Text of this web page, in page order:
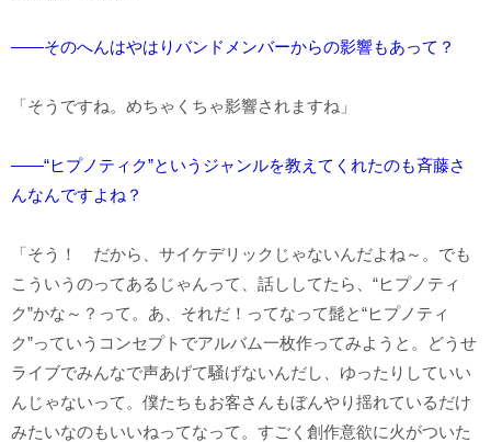
――そのへんはやはりバンドメンバーからの影響もあって？
「そうですね。めちゃくちゃ影響されますね」
――“ヒプノティク”というジャンルを教えてくれたのも斉藤さ
んなんですよね？
「そう！ だから、サイケデリックじゃないんだよね～。でも
こういうのってあるじゃんって、話ししてたら、“ヒプノティ
ク”かな～？って。あ、それだ！ってなって髭と“ヒプノティ
ク”っていうコンセプトでアルバム一枚作ってみようと。どうせ
ライブでみんなで声あげて騒げないんだし、ゆったりしていい
んじゃないって。僕たちもお客さんもぼんやり揺れているだけ
みたいなのもいいねってなって。すごく創作意欲に火がついた